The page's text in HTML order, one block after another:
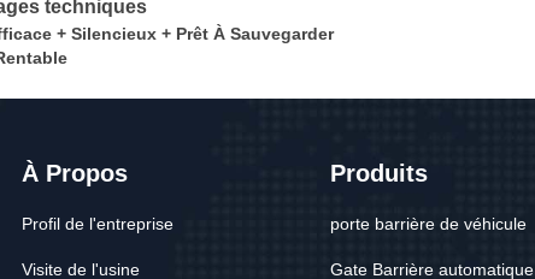
techniques
+ Silencieux + Prêt À Sauvegarder
À Propos
Profil de l'entreprise
Visite de l'usine
Produits
porte barrière de véhicule
Gate Barrière automatique